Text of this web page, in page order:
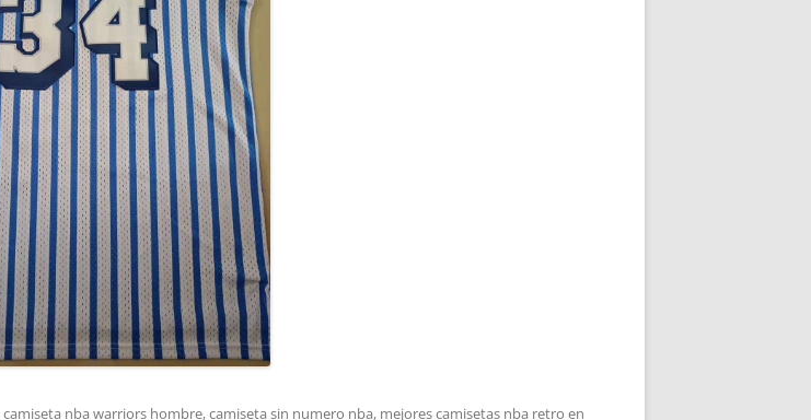
camiseta nba warriors hombre,camiseta sin numero nba, mejores camisetas nba retro en